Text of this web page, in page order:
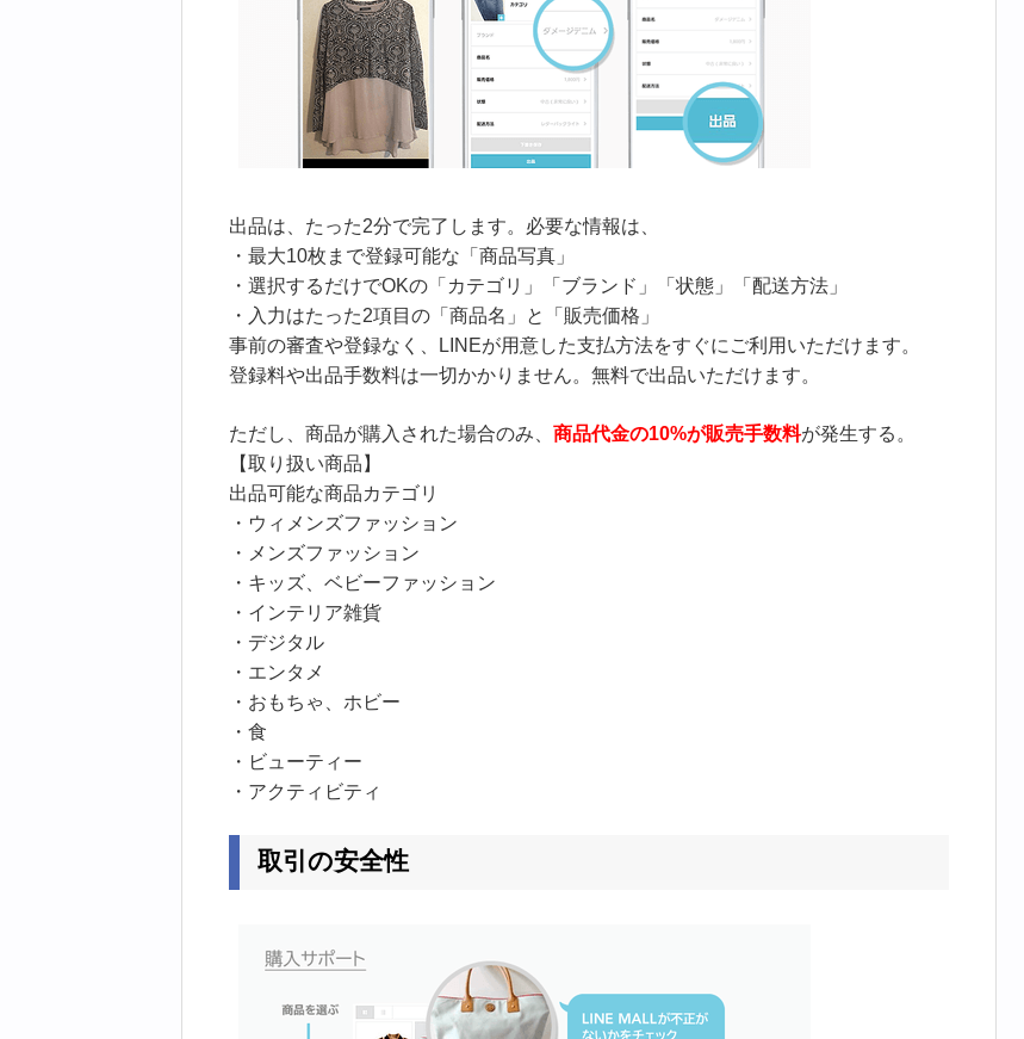
出品は、たった2分で完了します。必要な情報は、
・最大10枚まで登録可能な「商品写真」
・選択するだけでOKの「カテゴリ」「ブランド」「状態」「配送方法」
・入力はたった2項目の「商品名」と「販売価格」
事前の審査や登録なく、LINEが用意した支払方法をすぐにご利用いただけます。
登録料や出品手数料は一切かかりません。無料で出品いただけます。
ただし、商品が購入された場合のみ、 商品代金の10%が販売手数料が発生する。
【取り扱い商品】
出品可能な商品カテゴリ
・ウィメンズファッション
・メンズファッション
・キッズ、ベビーファッション
・インテリア雑貨
・デジタル
・エンタメ
・おもちゃ、ホビー
・食
・ビューティー
・アクティビティ
取引の安全性